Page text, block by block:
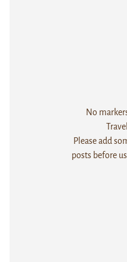
No
Please add
posts before